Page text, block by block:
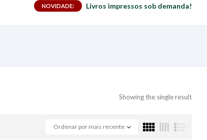
NOVIDADE: Livros impressos sob demanda!
Showing the single result
Ordenar por mais recente